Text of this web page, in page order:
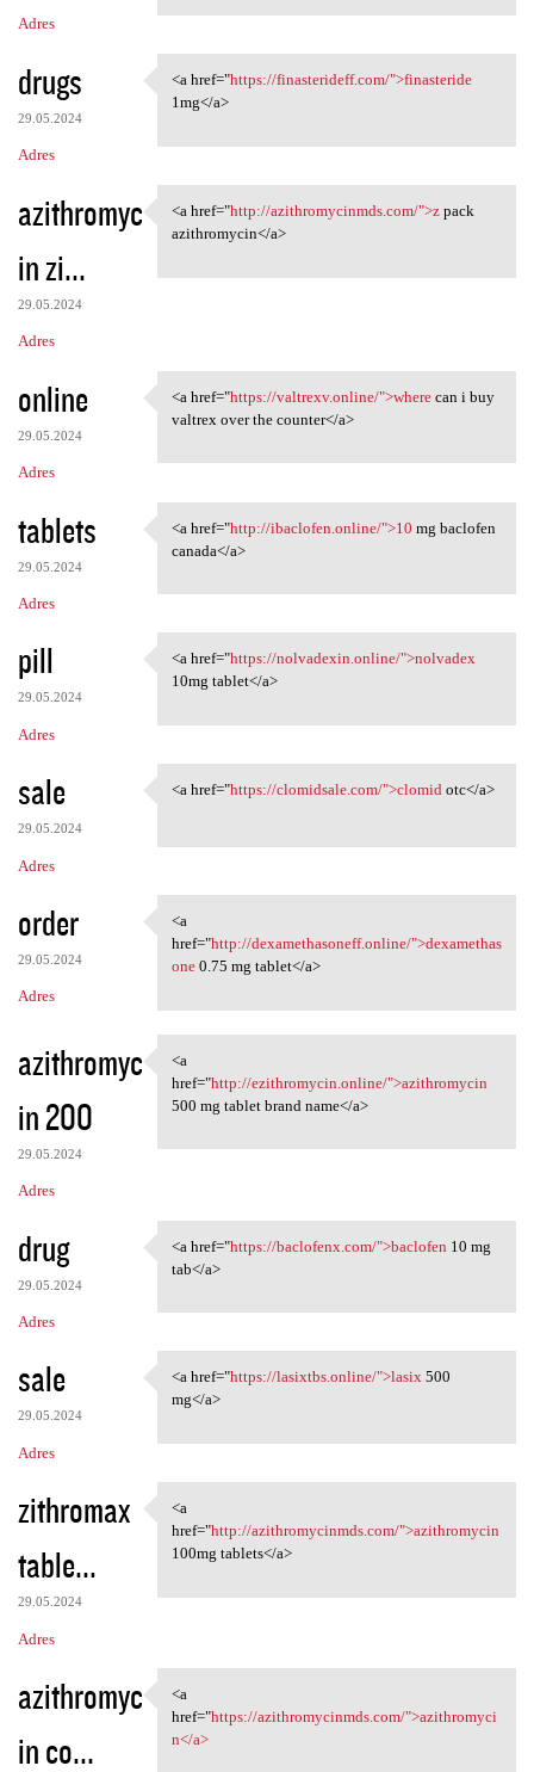
Adres
drugs
29.05.2024
Adres
<a href="https:/
<a href="https://finasterideff.com/">finasteride
1mg</a>
azithromyc
in zi...
29.05.2024
Adres
<a href="http:/
<a href="http://azithromycinmds.com/">zpack
azithromycin</a>
online
29.05.2024
Adres
<a href="https://valtrexv
<a href="https://valtrexv.online/">wherecan i buy
valtrex over the counter</a>
tablets
29.05.2024
Adres
<a href="http://ibaclofen
<a href="http://ibaclofen.online/">10 mg baclofen
canada</a>
pill
29.05.2024
Adres
<a href="https://nolvadexin
<a href="https://nolvadexin.online/">nolvadex
10mg tablet</a>
sale
29.05.2024
Adres
<a href="https://clomidsale
<a href="https://clomidsale.com/">clomidotc</a>
order
29.05.2024
Adres
<a href="http:/
<a
href="http://dexamethasoneff.online/">dexamethas
one0.75 mg tablet</a>
azithromyc
in 200
29.05.2024
Adres
<a href="http://ezithromycin
<a
href="http://ezithromycin.online/">azithromycin
500 mg tablet brand name</a>
drug
29.05.2024
Adres
<a href="https://baclofenx
<a href="https://baclofenx.com/">baclofen 10 mg
tab</a>
sale
29.05.2024
Adres
<a href="https://lasixtbs
<a href="https://lasixtbs.online/">lasix500
mg</a>
zithromax
table...
29.05.2024
Adres
<a href="http:/
<a
href="http://azithromycinmds.com/">azithromycin
100mg tablets</a>
azithromyc
in co...
<a href="https:/
<a
href="https://azithromycinmds.com/">azithromyci
n</a>